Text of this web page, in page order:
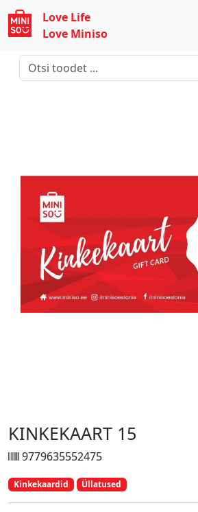
Love Life
Love Miniso
KINKEKAART 15
9779635552475
Kinkekaardid Üllatused